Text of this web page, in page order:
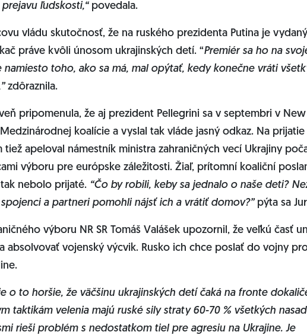
ľudskosti,“povedala.
vládu skutočnosť, že na ruského prezidenta Putina je vydaný
práve kvôli únosom ukrajinských detí. “Premiér sa ho na
namiesto toho, ako sa má, mal opýtať, kedy konečne vráti
”zdôraznila.
pripomenula, že aj prezident Pellegrini sa v septembri v
koalície a vyslal tak vláde jasný odkaz. Na prijatie
tiež apeloval námestník ministra zahraničných vecí Ukrajiny
výboru pre európske záležitosti. Žiaľ, prítomní koaliční
nebolo prijaté. “Čo by robili, keby sa jednalo o naše deti?
a partneri pomohli nájsť ich a vrátiť domov?” pýta sa
výboru NR SR Tomáš Valášek upozornil, že veľkú časť
absolvovať vojenský výcvik. Rusko ich chce poslať do vojny
o to horšie, že väčšinu ukrajinských detí čaká na fronte
taktikám velenia majú ruské sily straty 60-70 % všetkých
rieši problém s nedostatkom tiel pre agresiu na Ukrajine. Je